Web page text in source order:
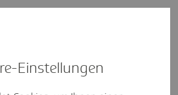
Ambulante Versorgung
Einstel­lungen